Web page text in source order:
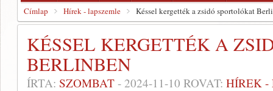
Címlap Hírek - lapszemle Késsel kergették a zsidó sportolókat
KÉSSEL KERGETTÉK A
BERLINBEN
ÍRTA: SZOMBAT - 2024-11-10 ROVAT: HÍREK -